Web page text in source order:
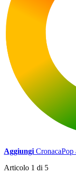
AggiungiCronacaPop
Articolo 1 di 5